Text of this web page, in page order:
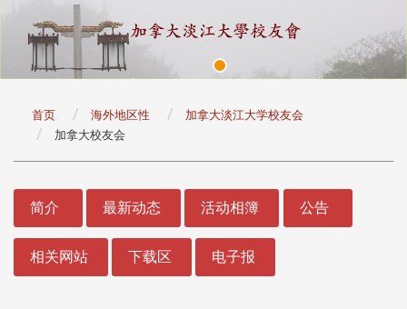
首页 海外地区性
加拿大淡江大学校友会
加拿大校友会
简介 最新动态 活动相簿 公告
相关网站 下载区 电子报